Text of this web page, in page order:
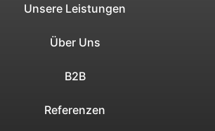
Unsere Leistungen
Über Uns
B2B
Referenzen